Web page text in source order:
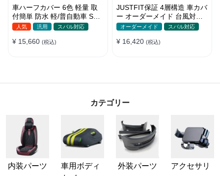
車ハーフカバー 6色 軽量 取
付簡単 防水 軽/普自動車 SUV
車対応 どんな天気でも使え
人気 汎用 スバル対応
¥ 15,660 (税込)
JUSTFIT保証 4層構造 車カバ
ー オーダーメイド 台風対策
裏起毛 防水 車種専用 防風紐
オーダーメイド スバル対応
¥ 16,420 (税込)
カテゴリー
内装パーツ
車用ボディ
外装パーツ
アクセサリ